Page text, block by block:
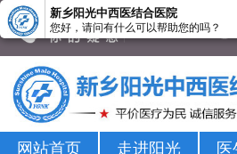
新乡男科医院-新乡市正规男科医院-新乡阳
网站首页 走进阳光
新乡阳光中西医结合医院
您好，请问有什么可以帮助您的吗？